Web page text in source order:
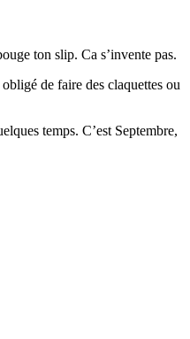
ton slip. Ca s’invente pas.
de faire des claquettes ou
temps. C’est Septembre,